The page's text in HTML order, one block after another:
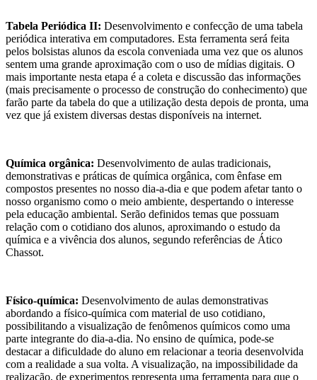
Tabela Periódica II: Desenvolvimento e confecção de uma tabela
periódica interativa em computadores. Esta ferramenta será feita
pelos bolsistas alunos da escola conveniada uma vez que os alunos
sentem uma grande aproximação com o uso de mídias digitais. O
mais importante nesta etapa é a coleta e discussão das informações
(mais precisamente o processo de construção do conhecimento) que
farão parte da tabela do que a utilização desta depois de pronta, uma
vez que já existem diversas destas disponíveis na internet.
Química orgânica: Desenvolvimento de aulas tradicionais,
demonstrativas e práticas de química orgânica, com ênfase em
compostos presentes no nosso dia-a-dia e que podem afetar tanto o
nosso organismo como o meio ambiente, despertando o interesse
pela educação ambiental. Serão definidos temas que possuam
relação com o cotidiano dos alunos, aproximando o estudo da
química e a vivência dos alunos, segundo referências de Ático
Chassot.
Físico-química: Desenvolvimento de aulas demonstrativas
abordando a físico-química com material de uso cotidiano,
possibilitando a visualização de fenômenos químicos como uma
parte integrante do dia-a-dia. No ensino de química, pode-se
destacar a dificuldade do aluno em relacionar a teoria desenvolvida
com a realidade a sua volta. A visualização, na impossibilidade da
realização, de experimentos representa uma ferramenta para que o